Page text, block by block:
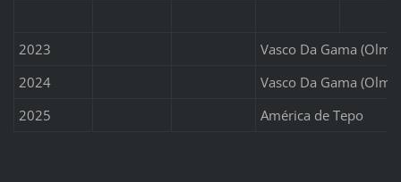
2023
Vasco Da Gama
2024
Vasco Da Gama
2025
América de Tepo